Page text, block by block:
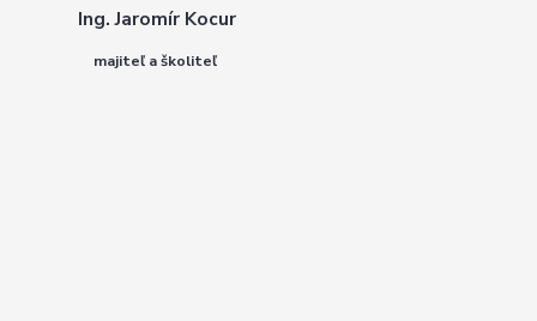
Ing. Jaromír Kocur
majiteľ a školiteľ